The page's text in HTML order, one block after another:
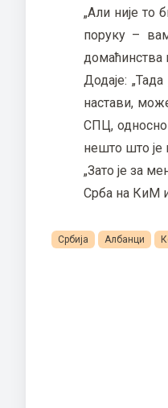
„Али није то
поруку –
домаћинства
Додаје:
настави,
СПЦ, односно
нешто што је
„Зато је за
Срба на КиМ и
Србија Албанци